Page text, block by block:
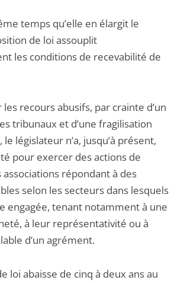
temps qu’elle en élargit le
de loi assouplit
les conditions de recevabilité de
recours abusifs, par crainte d’un
tribunaux et d’une fragilisation
législateur n’a, jusqu’à présent,
pour exercer des actions de
associations répondant à des
selon les secteurs dans lesquels
engagée, tenant notamment à une
à leur représentativité ou à
d’un agrément.
loi abaisse de cinq à deux ans au